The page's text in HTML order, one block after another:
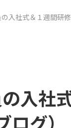
入社式＆１週間研
入社
グ）